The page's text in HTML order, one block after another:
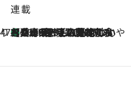
連載
47都道府県の手みやげ ひんやりスイーツで夏を満喫
2026.8.8
【兵庫県】この夏絶対食べたい 冷やしておいしいおやつ3選 淡路島の恵みをジェラートに集約